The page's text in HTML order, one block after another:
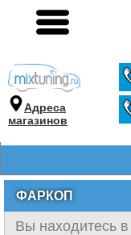
Адреса
магазинов
ФАРКОП
Вы находитесь в